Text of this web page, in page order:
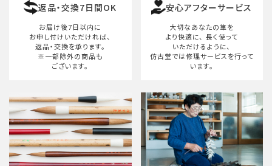
検索する
返品・交換7日間OK
お届け後7日以内に
お申し付けいただければ、
返品・交換を承ります。
※一部除外の商品も
ございます。
安心アフターサービス
大切なあなたの筆を
より快適に、 長く使って
いただけるように、
仿古堂では修理サービスを行って
います。